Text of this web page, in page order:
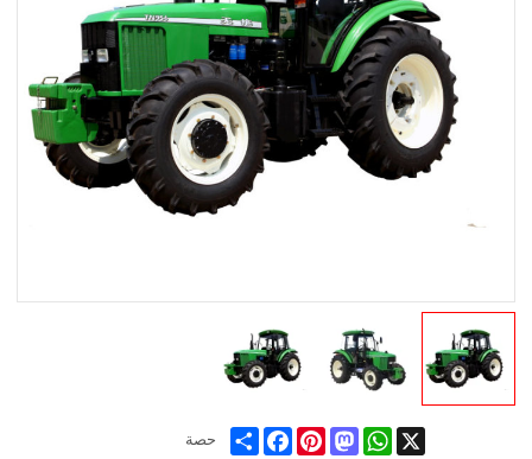
حصة Share
FacebookPinterest
MastodonWhatsApp
X